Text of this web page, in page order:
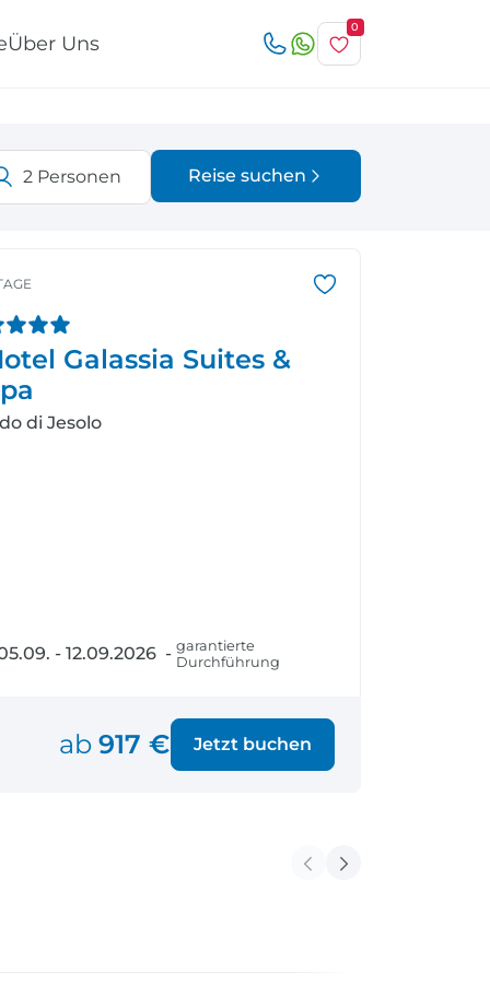
Über Uns
0
Alle Reiseziele
Galassia Suites &
di Jesolo
- 12.09.2026 - garantierte
Durchführung
ab 917 € Jetzt buchen